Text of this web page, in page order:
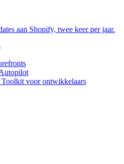
aan Shopify, twee keer per jaar.
voor ontwikkelaars